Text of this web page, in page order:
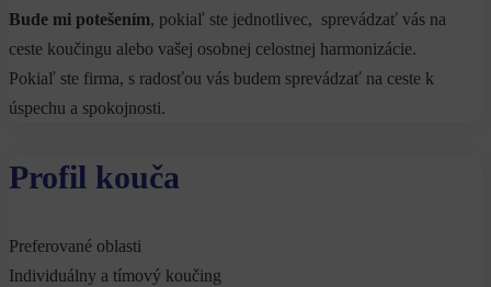
Bude mi potešením, pokiaľ ste jednotlivec, sprevádzať vás na
ceste koučingu alebo vašej osobnej celostnej harmonizácie.
Pokiaľ ste firma, s radosťou vás budem sprevádzať na ceste k
úspechu a spokojnosti.
Profil kouča
Preferované oblasti
Individuálny a tímový koučing